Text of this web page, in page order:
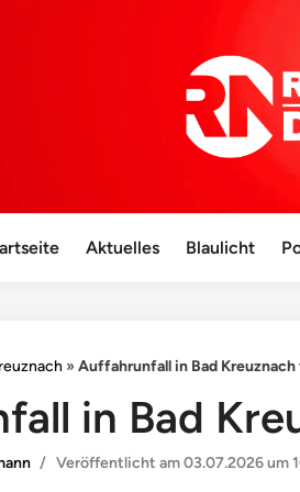
Aktuelles Blaulicht
»Auffahrunfall in Bad
in Bad
/ Veröffentlicht am03.07.2026 um